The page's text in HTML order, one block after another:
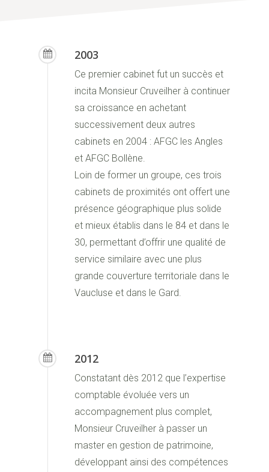
2003
Ce premier cabinet fut un succès et
incita Monsieur Cruveilher à continuer
sa croissance en achetant
successivement deux autres
cabinets en 2004 : AFGC les Angles
et AFGC Bollène.
Loin de former un groupe, ces trois
cabinets de proximités ont offert une
présence géographique plus solide
et mieux établis dans le 84 et dans le
30, permettant d’offrir une qualité de
service similaire avec une plus
grande couverture territoriale dans le
Vaucluse et dans le Gard.
2012
Constatant dès 2012 que l’expertise
comptable évoluée vers un
accompagnement plus complet,
Monsieur Cruveilher à passer un
master en gestion de patrimoine,
développant ainsi des compétences